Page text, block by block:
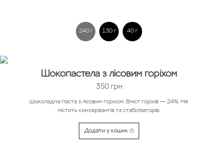
240 г 130 г 40 г
Шокопастела з лісовим горіхом
350 грн
Шоколадна паста з лісовим горіхом. Вміст горіхів — 24%. Не
містить консервантів та стабілізаторів.
Додати у кошик